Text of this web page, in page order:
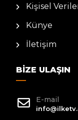
Kişisel
Künye
İletişim
BIZE ULAŞIN
E-mail